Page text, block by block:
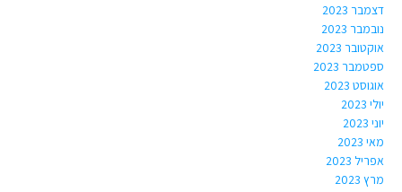
דצמבר 2023
נובמבר 2023
אוקטובר 2023
ספטמבר 2023
אוגוסט 2023
יולי 2023
יוני 2023
מאי 2023
אפריל 2023
מרץ 2023